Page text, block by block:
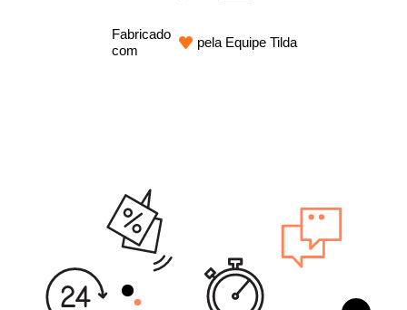
Fabricado
com
pela Equipe Tilda